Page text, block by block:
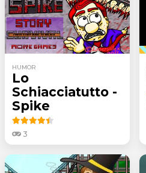
HUMOR
Lo
Schiacciatutto -
Spike
3